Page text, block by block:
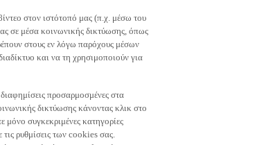
στον ιστότοπό μας (π.χ. μέσω του
σε μέσα κοινωνικής δικτύωσης, όπως
στους εν λόγω παρόχους μέσων
και να τη χρησιμοποιούν για
προσαρμοσμένες στα
δικτύωσης κάνοντας κλικ στο
μόνο συγκεκριμένες κατηγορίες
ρυθμίσεις των cookies σας.